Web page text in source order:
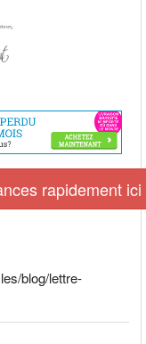
rapidement ici
blog/lettre-